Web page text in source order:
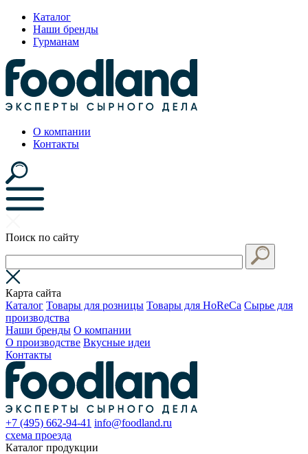
Каталог
Наши бренды
Гурманам
О компании
Контакты
Поиск по сайту
Карта сайта
Каталог Товары для розницы Товары для HoReCa Сырье для
производства
Наши бренды О компании
О производстве Вкусные идеи
Контакты
+7 (495) 662-94-41 info@foodland.ru
схема проезда
Каталог продукции